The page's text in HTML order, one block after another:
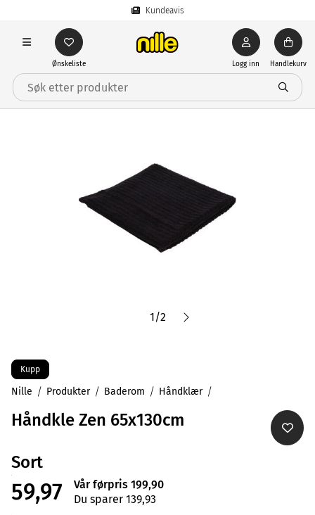
Kundeavis
Ønskeliste Logg inn Handlekurv
1/2
Kupp
Nille Produkter Baderom Håndklær
Håndkle Zen 65x130cm
Sort
59,97
Vår førpris 199,90
Du sparer 139,93